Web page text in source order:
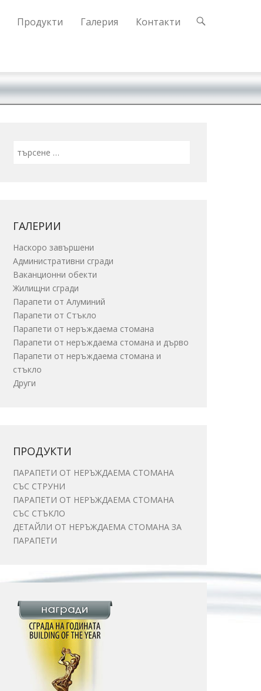
Продукти Галерия Контакти
ГАЛЕРИИ
Наскоро завършени
Административни сгради
Ваканционни обекти
Жилищни сгради
Парапети от Алуминий
Парапети от Стъкло
Парапети от неръждаема стомана
Парапети от неръждаема стомана и дърво
Парапети от неръждаема стомана и
стъкло
Други
ПРОДУКТИ
ПАРАПЕТИ ОТ НЕРЪЖДАЕМА СТОМАНА
СЪС СТРУНИ
ПАРАПЕТИ ОТ НЕРЪЖДАЕМА СТОМАНА
СЪС СТЪКЛО
ДЕТАЙЛИ ОТ НЕРЪЖДАЕМА СТОМАНА ЗА
ПАРАПЕТИ